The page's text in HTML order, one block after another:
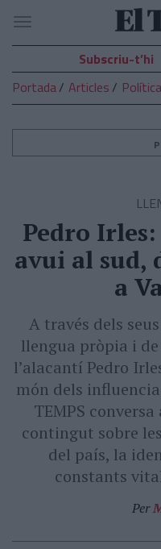
El
Temps
Navegació
Subscriu-t’hi
Portada
Articles Política
Pedro
avui al sud,
a
A través dels
llengua pròpia i
l’alacantí Pedro
món dels
TEMPS
contingut sobre
del país, la
constants
Per